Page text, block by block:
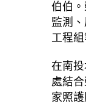
伯伯
監測
工程
在南
處結
家照